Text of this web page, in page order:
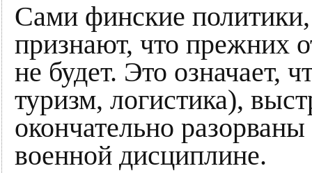
Сами финские
признают, что прежних
не будет. Это означает,
туризм, логистика),
окончательно
военной дисциплине.